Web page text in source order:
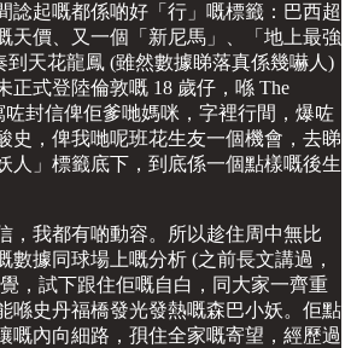
諗起嘅都係啲好「行」嘅標籤：巴西超
天價、又一個「新尼馬」、「地上最強
到天花龍鳳 (雖然數據睇落真係幾嚇人)
正式登陸倫敦嘅 18 歲仔，喺 The
咗封信俾佢爹哋媽咪，字裡行間，爆咗
史，俾我哋呢班花生友一個機會，去睇
人」標籤底下，到底係一個點樣嘅後生
，我都有啲動容。所以趁住周中無比
數據同球場上嘅分析 (之前長文講過，
，試下跟住佢嘅自白，同大家一齊重
喺史丹福橋發光發熱嘅森巴小妖。佢點
嘅內向細路，孭住全家嘅寄望，經歷過